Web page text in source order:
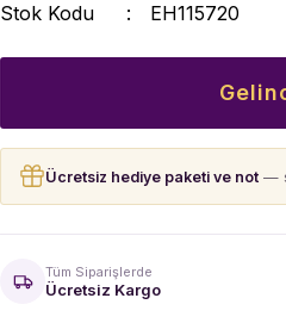
Stok Kodu
EH115720
Ücretsiz hediye paketi ve not —
Tüm Siparişlerde
Ücretsiz Kargo